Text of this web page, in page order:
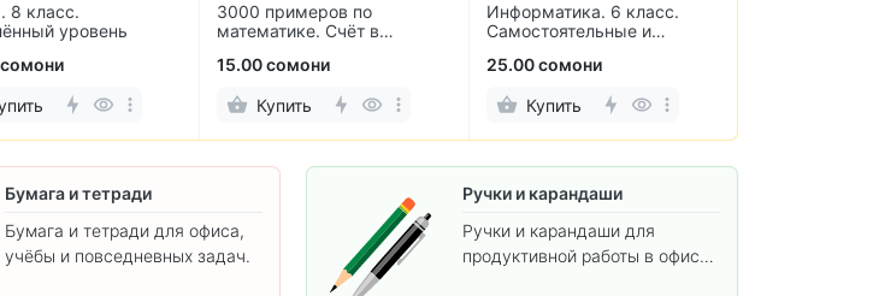
8 класс.
уровень
3000 примеров по
математике. Счёт в
15.00 сомони
Купить
Информатика. 6 класс.
Самостоятельные и
25.00 сомони
Купить
Бумага и тетради
Бумага и тетради для офиса,
учёбы и повседневных задач.
Ручки и карандаши
Ручки и карандаши для
продуктивной работы в офисе